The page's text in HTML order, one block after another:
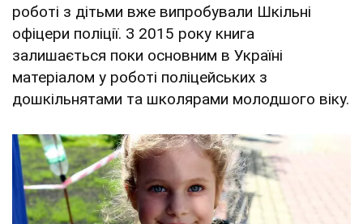
роботі з дітьми вже випробували Шкільні
офіцери поліції. З 2015 року книга
залишається поки основним в Україні
матеріалом у роботі поліцейських з
дошкільнятами та школярами молодшого віку.